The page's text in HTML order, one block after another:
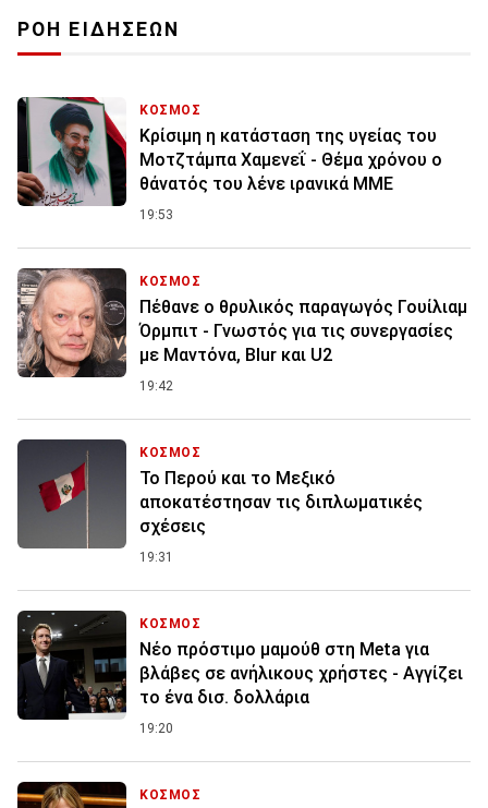
ΡΟΗ ΕΙΔΗΣΕΩΝ
ΚΟΣΜΟΣ
Κρίσιμη η κατάσταση της υγείας του
Μοτζτάμπα Χαμενεΐ - Θέμα χρόνου ο
θάνατός του λένε ιρανικά ΜΜΕ
19:53
ΚΟΣΜΟΣ
Πέθανε ο θρυλικός παραγωγός Γουίλιαμ
Όρμπιτ - Γνωστός για τις συνεργασίες
με Μαντόνα, Blur και U2
19:42
ΚΟΣΜΟΣ
Το Περού και το Μεξικό
αποκατέστησαν τις διπλωματικές
σχέσεις
19:31
ΚΟΣΜΟΣ
Nέο πρόστιμο μαμούθ στη Meta για
βλάβες σε ανήλικους χρήστες - Αγγίζει
το ένα δισ. δολλάρια
19:20
ΚΟΣΜΟΣ